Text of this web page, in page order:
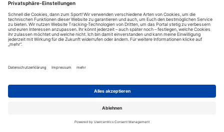
Aufbewahrungspflichten.
Registrierfunktion
Nutzer können ein Nutzerkonto anlegen. Im Rahmen der
Registrierung werden die erforderlichen Pflichtangaben
1 lit. b DSGVO zu Zwecken der Bereitstellung des
Nutzerkontos verarbeitet. Zu den verarbeiteten Daten
gehören insbesondere die Login-Informationen (Name,
Passwort sowie eine E-Mailadresse). Die im Rahmen der
Registrierung eingegebenen Daten werden für die